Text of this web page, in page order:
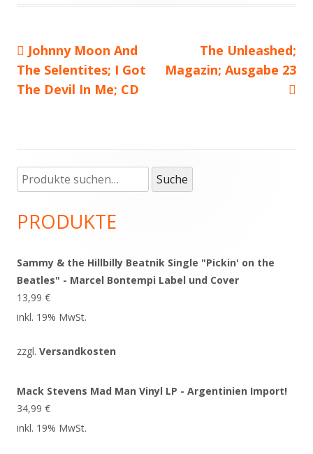
Beitragsnavigation
Vorheriger
Beitrag:
Johnny Moon And
The Selentites; I Got
The Devil In Me; CD
Nächster
Beitrag
The Unleashed;
Magazin; Ausgabe 23
Haupt-
Seitenleiste
Suche
nach:
Suche
PRODUKTE
Sammy & the Hillbilly Beatnik Single "Pickin' on the
Beatles" - Marcel Bontempi Label und Cover
13,99 €
inkl. 19% MwSt.
zzgl. Versandkosten
Mack Stevens Mad Man Vinyl LP - Argentinien Import!
34,99 €
inkl. 19% MwSt.